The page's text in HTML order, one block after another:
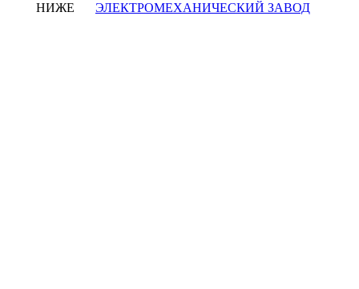
НИЖЕ
ЭЛЕКТРОМЕХАНИЧЕСКИЙ ЗАВОД